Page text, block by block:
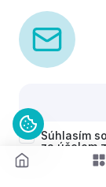
Súhlasím so
za účelom